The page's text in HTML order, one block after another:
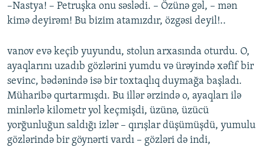
–Nastya! – Petruşka onu səslədi. – Özünə gəl, – mən
kimə deyirəm! Bu bizim atamızdır, özgəsi deyil!..
vanov evə keçib yuyundu, stolun arxasında oturdu. O,
ayaqlarını uzadıb gözlərini yumdu və ürəyində xəfif bir
sevinc, bədənində isə bir toxtaqlıq duymağa başladı.
Müharibə qurtarmışdı. Bu illər ərzində o, ayaqları ilə
minlərlə kilometr yol keçmişdi, üzünə, üzücü
yorğunluğun saldığı izlər – qırışlar düşümüşdü, yumulu
gözlərində bir göynərti vardı – gözləri də indi,